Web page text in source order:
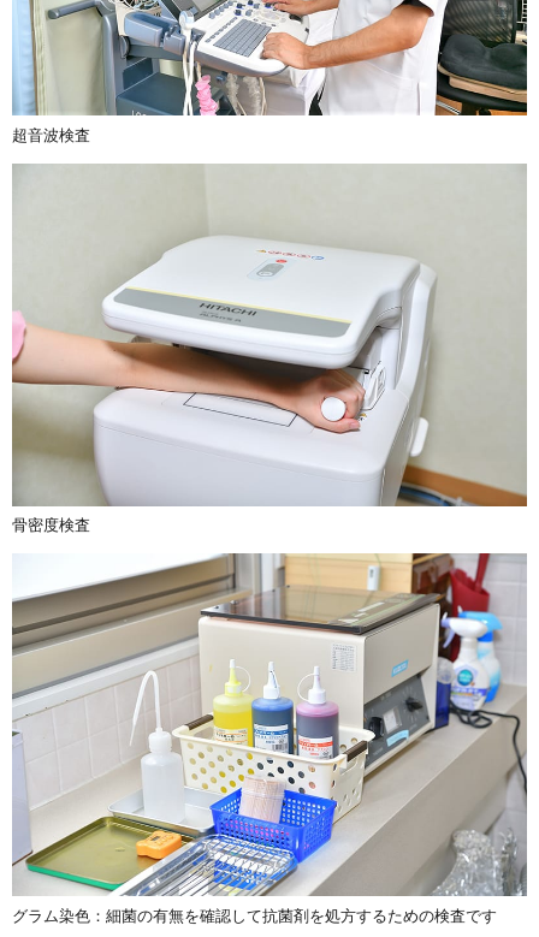
超音波検査
骨密度検査
グラム染色：細菌の有無を確認して抗菌剤を処方するための検査です